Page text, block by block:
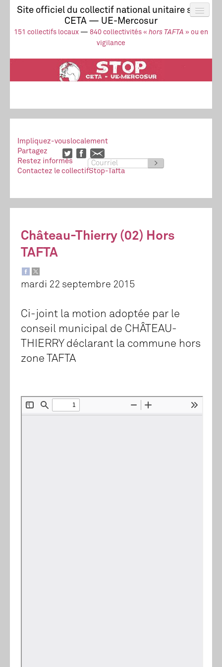
Site officiel du collectif national unitaire stop
CETA — UE-Mercosur
151 collectifs locaux — 840 collectivités « hors TAFTA » ou en
vigilance
Actus
UE-Mercosur
Stop à l’impunité !
TAFTA
CETA
Collectif
Impliquez-vouslocalement
Partagez
Restez informés
>
Contactez le collectifStop-Tafta
Château-Thierry (02) Hors
TAFTA
mardi 22 septembre 2015
Ci-joint la motion adoptée par le
conseil municipal de CHÂTEAU-
THIERRY déclarant la commune hors
zone TAFTA